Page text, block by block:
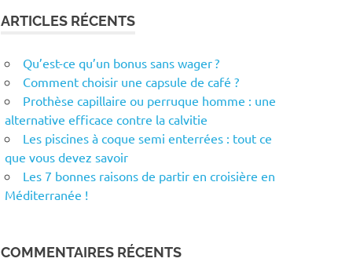
ARTICLES RÉCENTS
Qu’est-ce qu’un bonus sans wager ?
Comment choisir une capsule de café ?
Prothèse capillaire ou perruque homme : une
alternative efficace contre la calvitie
Les piscines à coque semi enterrées : tout ce
que vous devez savoir
Les 7 bonnes raisons de partir en croisière en
Méditerranée !
COMMENTAIRES RÉCENTS